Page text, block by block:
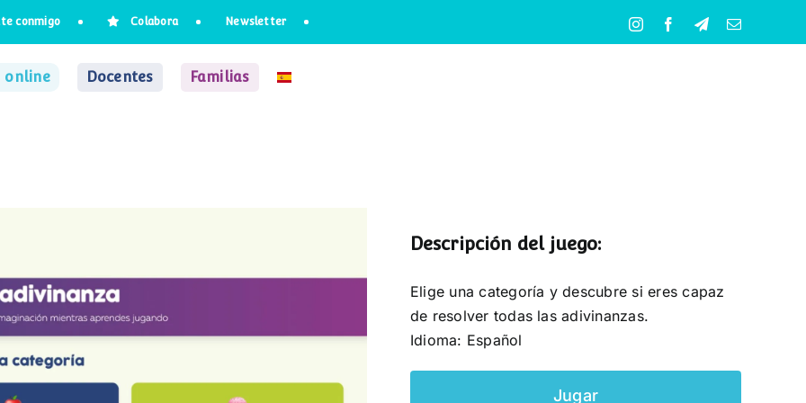
conmigo Colabora Newsletter InstagramFacebookTelegramCorreo
online Docentes Familias
Descripción del juego:
Elige una categoría y descubre si eres capaz
de resolver todas las adivinanzas.
Idioma: Español
Jugar